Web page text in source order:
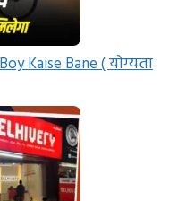
Kaise Bane ( योग्यता